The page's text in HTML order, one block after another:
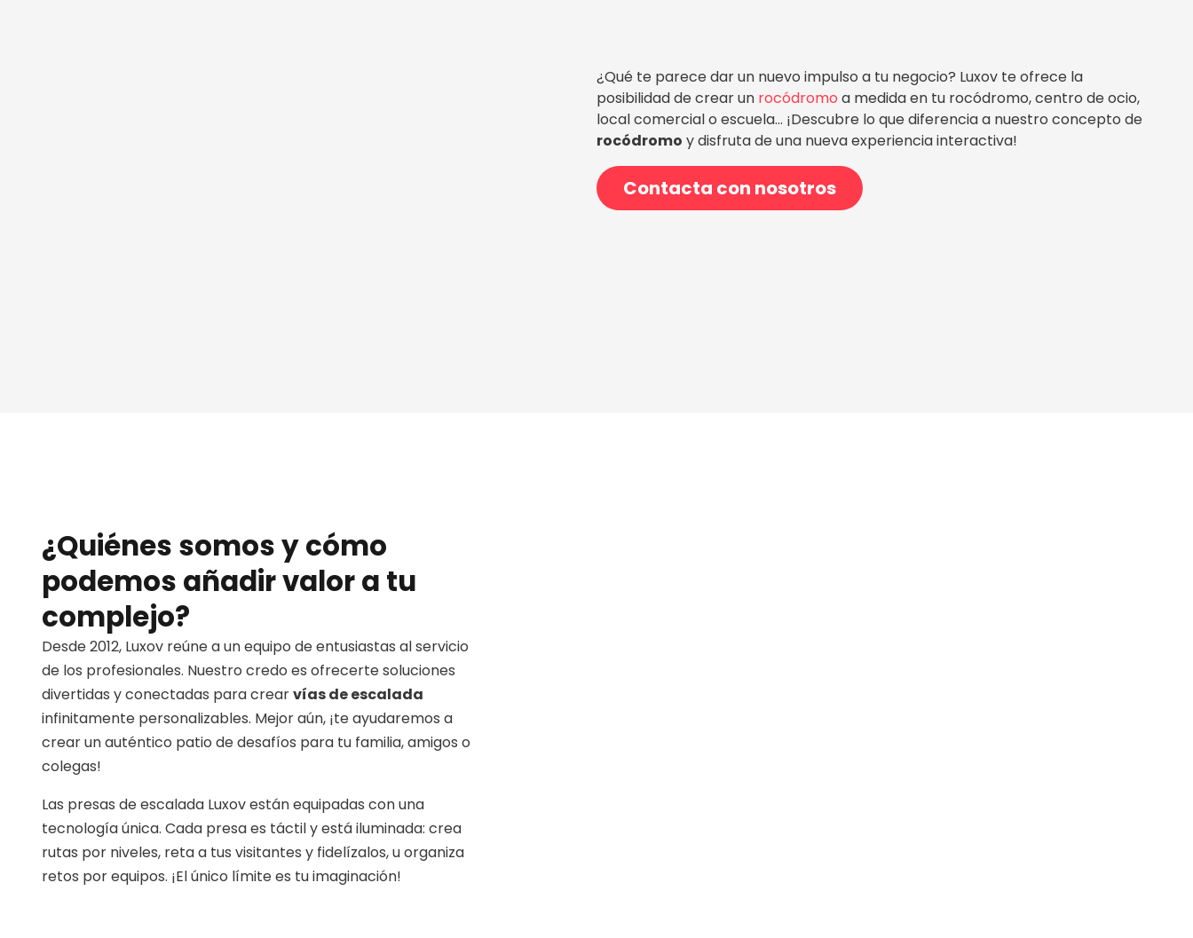
¿Qué te parece dar un nuevo impulso a tu negocio? Luxov te ofrece la
posibilidad de crear un rocódromo a medida en tu rocódromo, centro de ocio,
local comercial o escuela... ¡Descubre lo que diferencia a nuestro concepto de
rocódromo y disfruta de una nueva experiencia interactiva!
Contacta con nosotros
¿Quiénes somos y cómo
podemos añadir valor a tu
complejo?
Desde 2012, Luxov reúne a un equipo de entusiastas al servicio
de los profesionales. Nuestro credo es ofrecerte soluciones
divertidas y conectadas para crearvías de escalada
infinitamente personalizables. Mejor aún, ¡te ayudaremos a
crear un auténtico patio de desafíos para tu familia, amigos o
colegas!
Las presas de escalada Luxov están equipadas con una
tecnología única. Cada presa es táctil y está iluminada: crea
rutas por niveles, reta a tus visitantes y fidelízalos, u organiza
retos por equipos. ¡El único límite es tu imaginación!